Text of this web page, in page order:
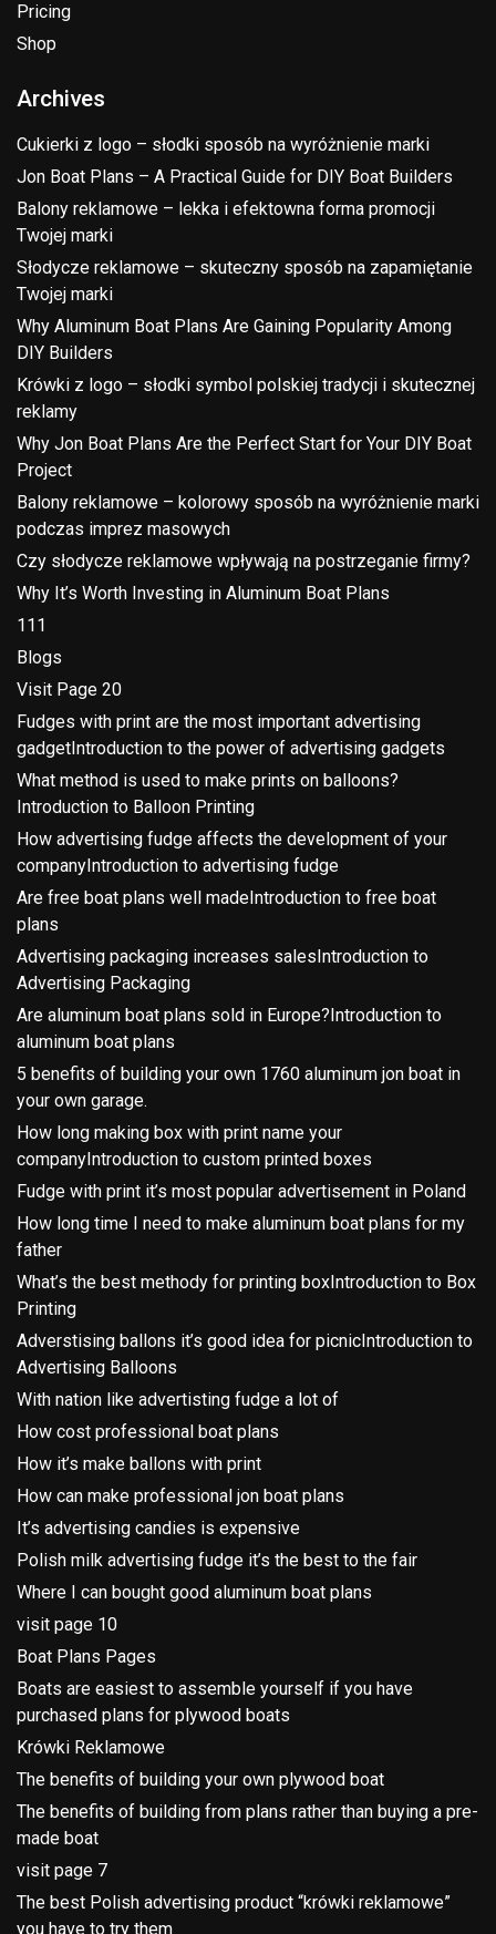
Pricing
Shop
Archives
Cukierki z logo – słodki sposób na wyróżnienie marki
Jon Boat Plans – A Practical Guide for DIY Boat Builders
Balony reklamowe – lekka i efektowna forma promocji
Twojej marki
Słodycze reklamowe – skuteczny sposób na zapamiętanie
Twojej marki
Why Aluminum Boat Plans Are Gaining Popularity Among
DIY Builders
Krówki z logo – słodki symbol polskiej tradycji i skutecznej
reklamy
Why Jon Boat Plans Are the Perfect Start for Your DIY Boat
Project
Balony reklamowe – kolorowy sposób na wyróżnienie marki
podczas imprez masowych
Czy słodycze reklamowe wpływają na postrzeganie firmy?
Why It’s Worth Investing in Aluminum Boat Plans
111
Blogs
Visit Page 20
Fudges with print are the most important advertising
gadgetIntroduction to the power of advertising gadgets
What method is used to make prints on balloons?
Introduction to Balloon Printing
How advertising fudge affects the development of your
companyIntroduction to advertising fudge
Are free boat plans well madeIntroduction to free boat
plans
Advertising packaging increases salesIntroduction to
Advertising Packaging
Are aluminum boat plans sold in Europe?Introduction to
aluminum boat plans
5 benefits of building your own 1760 aluminum jon boat in
your own garage.
How long making box with print name your
companyIntroduction to custom printed boxes
Fudge with print it’s most popular advertisement in Poland
How long time I need to make aluminum boat plans for my
father
What’s the best methody for printing boxIntroduction to Box
Printing
Adverstising ballons it’s good idea for picnicIntroduction to
Advertising Balloons
With nation like advertisting fudge a lot of
How cost professional boat plans
How it’s make ballons with print
How can make professional jon boat plans
It’s advertising candies is expensive
Polish milk advertising fudge it’s the best to the fair
Where I can bought good aluminum boat plans
visit page 10
Boat Plans Pages
Boats are easiest to assemble yourself if you have
purchased plans for plywood boats
Krówki Reklamowe
The benefits of building your own plywood boat
The benefits of building from plans rather than buying a pre-
made boat
visit page 7
The best Polish advertising product “krówki reklamowe”
you have to try them